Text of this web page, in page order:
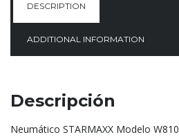
DESCRIPTION
ADDITIONAL INFORMATION
Descripción
Neumático STARMAXX Modelo W810